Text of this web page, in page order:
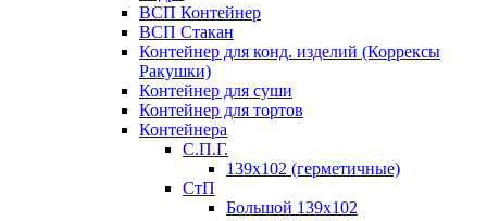
ВСП Контейнер
ВСП Стакан
Контейнер для конд. изделий (Коррексы
Ракушки)
Контейнер для суши
Контейнер для тортов
Контейнера
С.П.Г.
139х102 (герметичные)
СтП
Большой 139х102